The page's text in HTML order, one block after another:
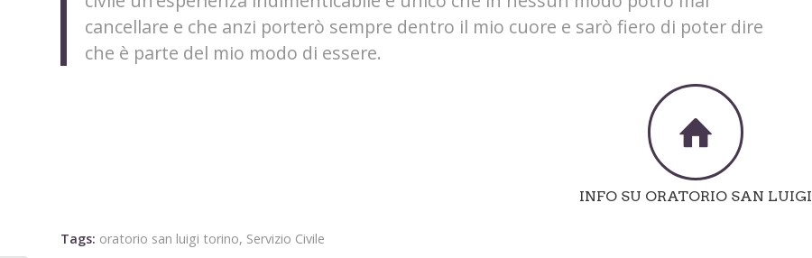
cancellare e che anzi porterò sempre dentro il mio cuore e sarò fiero di poter dire
che è parte del mio modo di essere.
INFO SU ORATORIO SAN LUIGI
Tags: oratorio san luigi torino, Servizio Civile